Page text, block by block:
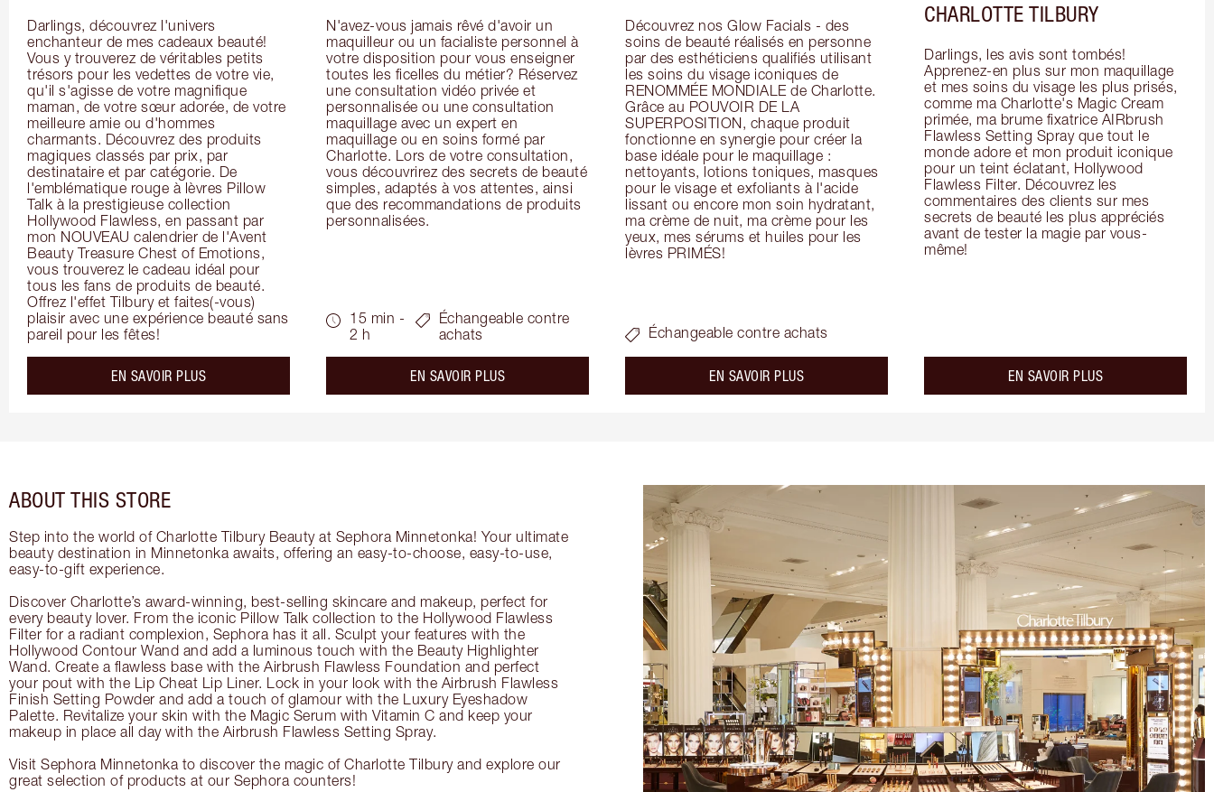
Darlings, découvrez l'univers
enchanteur de mes cadeaux beauté!
Vous y trouverez de véritables petits
trésors pour les vedettes de votre vie,
qu'il s'agisse de votre magnifique
maman, de votre sœur adorée, de votre
meilleure amie ou d'hommes
charmants. Découvrez des produits
magiques classés par prix, par
destinataire et par catégorie. De
l'emblématique rouge à lèvres Pillow
Talk à la prestigieuse collection
Hollywood Flawless, en passant par
mon NOUVEAU calendrier de l'Avent
Beauty Treasure Chest of Emotions,
vous trouverez le cadeau idéal pour
tous les fans de produits de beauté.
Offrez l'effet Tilbury et faites(-vous)
plaisir avec une expérience beauté sans
pareil pour les fêtes!
EN SAVOIR PLUSabout the
N'avez-vous jamais rêvé d'avoir un
maquilleur ou un facialiste personnel à
votre disposition pour vous enseigner
toutes les ficelles du métier? Réservez
une consultation vidéo privée et
personnalisée ou une consultation
maquillage avec un expert en
maquillage ou en soins formé par
Charlotte. Lors de votre consultation,
vous découvrirez des secrets de beauté
simples, adaptés à vos attentes, ainsi
que des recommandations de produits
personnalisées.
15 min -
2 h
Échangeable contre
achats
EN SAVOIR PLUSabout the
Découvrez nos Glow Facials - des
soins de beauté réalisés en personne
par des esthéticiens qualifiés utilisant
les soins du visage iconiques de
RENOMMÉE MONDIALE de Charlotte.
Grâce au POUVOIR DE LA
SUPERPOSITION, chaque produit
fonctionne en synergie pour créer la
base idéale pour le maquillage :
nettoyants, lotions toniques, masques
pour le visage et exfoliants à l'acide
lissant ou encore mon soin hydratant,
ma crème de nuit, ma crème pour les
yeux, mes sérums et huiles pour les
lèvres PRIMÉS!
Échangeable contre achats
EN SAVOIR PLUSabout the
CHARLOTTE TILBURY
Darlings, les avis sont tombés!
Apprenez-en plus sur mon maquillage
et mes soins du visage les plus prisés,
comme ma Charlotte's Magic Cream
primée, ma brume fixatrice AIRbrush
Flawless Setting Spray que tout le
monde adore et mon produit iconique
pour un teint éclatant, Hollywood
Flawless Filter. Découvrez les
commentaires des clients sur mes
secrets de beauté les plus appréciés
avant de tester la magie par vous-
même!
EN SAVOIR PLUSabout the
ABOUT THIS STORE
Step into the world of Charlotte Tilbury Beauty at Sephora Minnetonka! Your ultimate
beauty destination in Minnetonka awaits, offering an easy-to-choose, easy-to-use,
easy-to-gift experience.
Discover Charlotte’s award-winning, best-selling skincare and makeup, perfect for
every beauty lover. From the iconic Pillow Talk collection to the Hollywood Flawless
Filter for a radiant complexion, Sephora has it all. Sculpt your features with the
Hollywood Contour Wand and add a luminous touch with the Beauty Highlighter
Wand. Create a flawless base with the Airbrush Flawless Foundation and perfect
your pout with the Lip Cheat Lip Liner. Lock in your look with the Airbrush Flawless
Finish Setting Powder and add a touch of glamour with the Luxury Eyeshadow
Palette. Revitalize your skin with the Magic Serum with Vitamin C and keep your
makeup in place all day with the Airbrush Flawless Setting Spray.
Visit Sephora Minnetonka to discover the magic of Charlotte Tilbury and explore our
great selection of products at our Sephora counters!